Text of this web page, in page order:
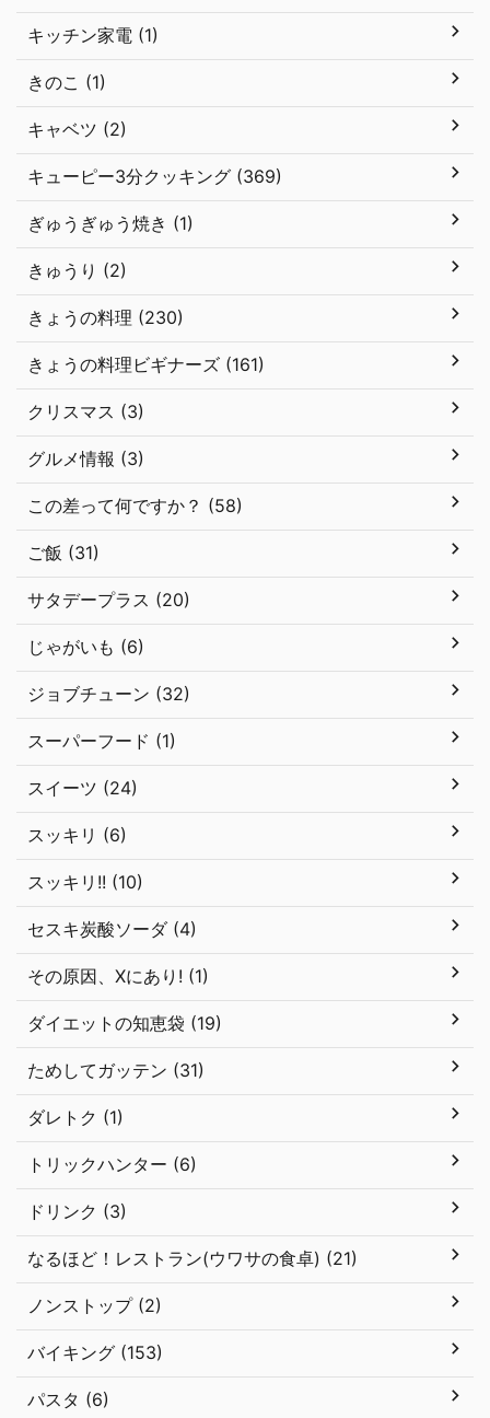
キッチン家電 (1)
きのこ (1)
キャベツ (2)
キューピー3分クッキング (369)
ぎゅうぎゅう焼き (1)
きゅうり (2)
きょうの料理 (230)
きょうの料理ビギナーズ (161)
クリスマス (3)
グルメ情報 (3)
この差って何ですか？ (58)
ご飯 (31)
サタデープラス (20)
じゃがいも (6)
ジョブチューン (32)
スーパーフード (1)
スイーツ (24)
スッキリ (6)
スッキリ!! (10)
セスキ炭酸ソーダ (4)
その原因、Xにあり! (1)
ダイエットの知恵袋 (19)
ためしてガッテン (31)
ダレトク (1)
トリックハンター (6)
ドリンク (3)
なるほど！レストラン(ウワサの食卓) (21)
ノンストップ (2)
バイキング (153)
パスタ (6)